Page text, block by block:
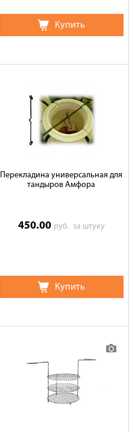
Купить
Перекладина универсальная для
тандыров Амфора
450.00 руб. за штуку
Купить